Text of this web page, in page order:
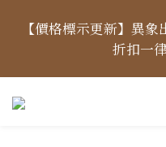
【價格標示更新】異象
折扣一
【價格標示更新】異
折扣一
【出貨時間】04/14起
日除外) ，出貨日當天